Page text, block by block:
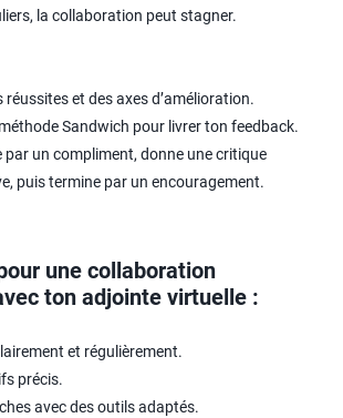
la collaboration peut stagner.
réussites et des axes d’amélioration.
Sandwich pour livrer ton feedback.
par un compliment, donne une critique
puis termine par un encouragement.
une collaboration
ton adjointe virtuelle :
et régulièrement.
précis.
avec des outils adaptés.